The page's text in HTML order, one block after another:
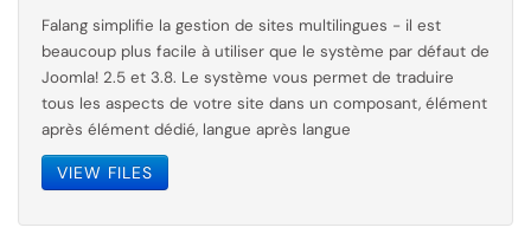
Falang simplifie la gestion de sites multilingues - il est
beaucoup plus facile à utiliser que le système par défaut de
Joomla! 2.5 et 3.8. Le système vous permet de traduire
tous les aspects de votre site dans un composant, élément
après élément dédié, langue après langue
VIEW FILES